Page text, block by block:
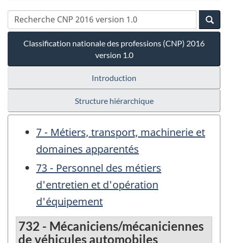
Classification nationale des professions (CNP) 2016
version 1.0
Introduction
Structure hiérarchique
7 - Métiers, transport, machinerie et
domaines apparentés
73 - Personnel des métiers
d'entretien et d'opération
d'équipement
732 - Mécaniciens/mécaniciennes
de véhicules automobiles